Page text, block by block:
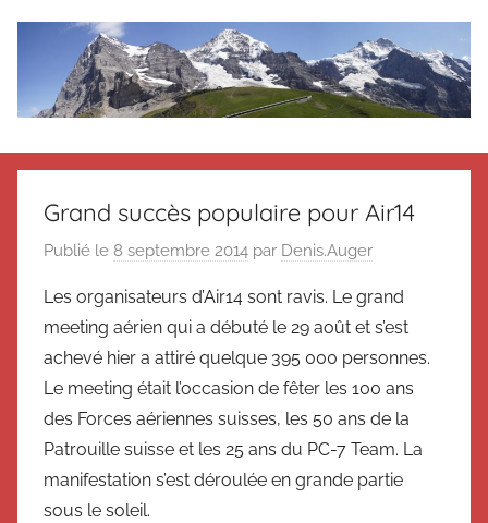
Le
blog
de
Suisse
Magazine
Suisse
Suisse
Magazine
Messager
Suisse
Grand succès populaire pour Air14
Publié le 8 septembre 2014 par Denis.Auger
Les organisateurs d’Air14 sont ravis. Le grand
meeting aérien qui a débuté le 29 août et s’est
achevé hier a attiré quelque 395 000 personnes.
Le meeting était l’occasion de fêter les 100 ans
des Forces aériennes suisses, les 50 ans de la
Patrouille suisse et les 25 ans du PC-7 Team. La
manifestation s’est déroulée en grande partie
sous le soleil.